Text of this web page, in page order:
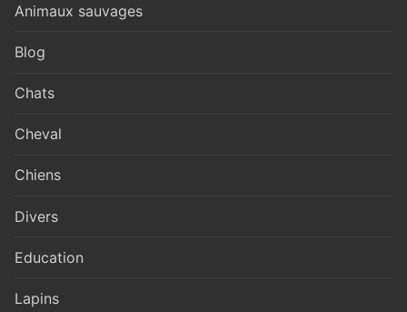
Animaux sauvages
Blog
Chats
Cheval
Chiens
Divers
Education
Lapins